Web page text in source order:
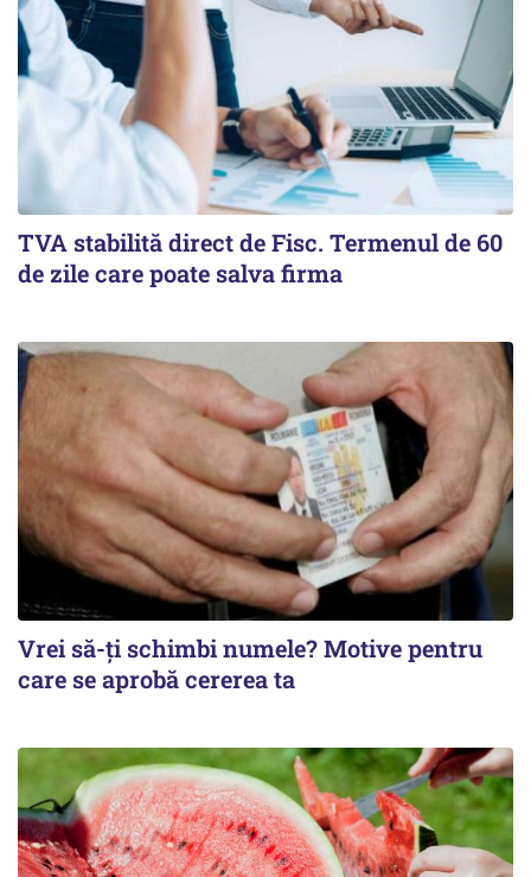
TVA stabilită direct de Fisc. Termenul de 60
de zile care poate salva firma
Vrei să-ți schimbi numele? Motive pentru
care se aprobă cererea ta